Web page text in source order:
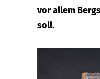
vor allem
soll.